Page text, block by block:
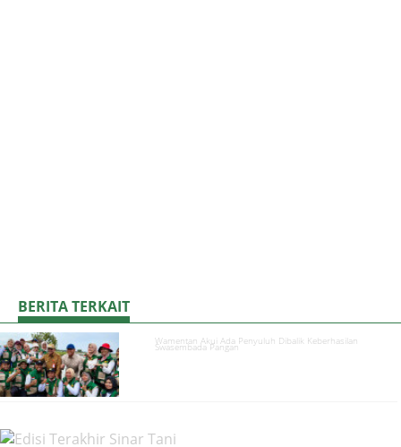
BERITA TERKAIT
Wamentan Akui Ada Penyuluh Dibalik Keberhasilan
Swasembada Pangan